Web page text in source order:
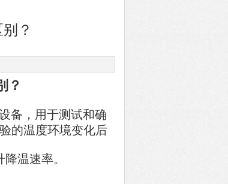
？
？
备，用于测试和确
的温度环境变化后
温速率。